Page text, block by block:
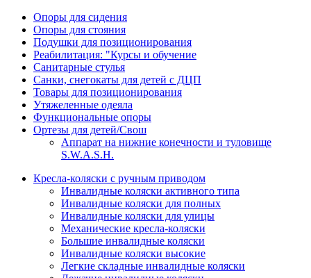
Опоры для сидения
Опоры для стояния
Подушки для позиционирования
Реабилитация: "Курсы и обучение
Санитарные стулья
Санки, снегокаты для детей с ДЦП
Товары для позиционирования
Утяжеленные одеяла
Функциональные опоры
Ортезы для детей/Свош
Аппарат на нижние конечности и туловище
S.W.A.S.H.
Кресла-коляски с ручным приводом
Инвалидные коляски активного типа
Инвалидные коляски для полных
Инвалидные коляски для улицы
Механические кресла-коляски
Большие инвалидные коляски
Инвалидные коляски высокие
Легкие складные инвалидные коляски